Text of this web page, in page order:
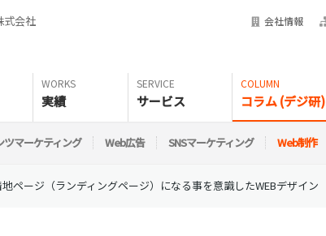
式会社 会社情報
実績 サービス コラム (デジ研)
ツマーケティング Web広告 SNSマーケティング Web制作
ページ（ランディングページ）になる事を意識したWEBデザイン